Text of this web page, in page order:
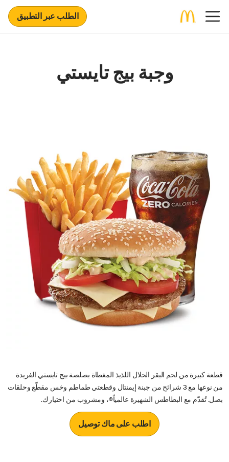
الطلب عبر التطبيق
وجبة بيج تايستي
قطعة كبيرة من لحم البقر الحلال اللذيذ المغطاة بصلصة بيج تايستي الفريدة
من نوعها مع 3 شرائح من جبنة إيمنتال وقطعتي طماطم وخس مقطّع وحلقات
بصل. تُقدّم مع البطاطس الشهيرة عالمياً®، ومشروب من اختيارك.
اطلب على ماك توصيل